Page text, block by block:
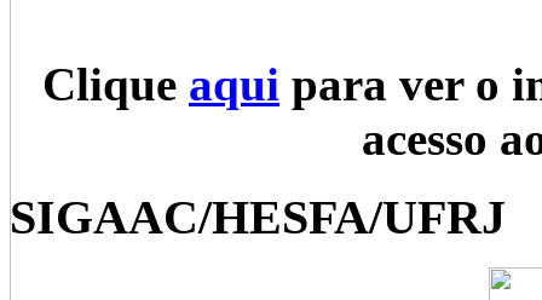
Clique aqui para ver o
acesso
SIGAAC/HESFA/UFRJ